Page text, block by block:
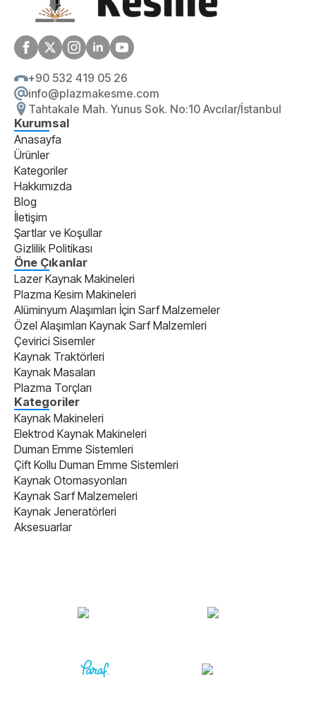
+90 532 419 05 26
info@plazmakesme.com
Tahtakale Mah. Yunus Sok. No:10 Avcılar/İstanbul
Kurumsal
Anasayfa
Ürünler
Kategoriler
Hakkımızda
Blog
İletişim
Şartlar ve Koşullar
Gizlilik Politikası
Öne Çıkanlar
Lazer Kaynak Makineleri
Plazma Kesim Makineleri
Alüminyum Alaşımları İçin Sarf Malzemeler
Özel Alaşımları Kaynak Sarf Malzemleri
Çevirici Sisemler
Kaynak Traktörleri
Kaynak Masaları
Plazma Torçları
Kategoriler
Kaynak Makineleri
Elektrod Kaynak Makineleri
Duman Emme Sistemleri
Çift Kollu Duman Emme Sistemleri
Kaynak Otomasyonları
Kaynak Sarf Malzemeleri
Kaynak Jeneratörleri
Aksesuarlar